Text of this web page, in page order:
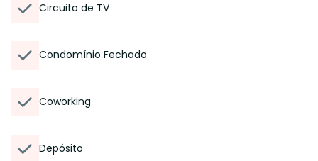
Circuito de TV
Condomínio Fechado
Coworking
Depósito